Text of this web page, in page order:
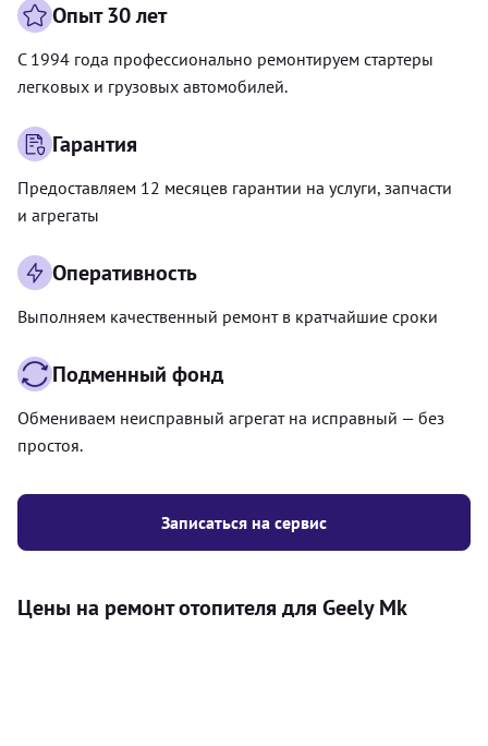
Записаться на сервис
Опыт 30 лет
С 1994 года профессионально ремонтируем стартеры
легковых и грузовых автомобилей.
Гарантия
Предоставляем 12 месяцев гарантии на услуги, запчасти
и агрегаты
Оперативность
Выполняем качественный ремонт в кратчайшие сроки
Подменный фонд
Обмениваем неисправный агрегат на исправный — без
простоя.
Цены на ремонт отопителя для Geely Mk